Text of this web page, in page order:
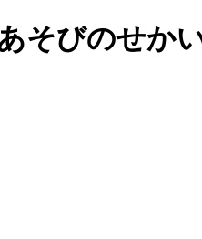
そびのせか